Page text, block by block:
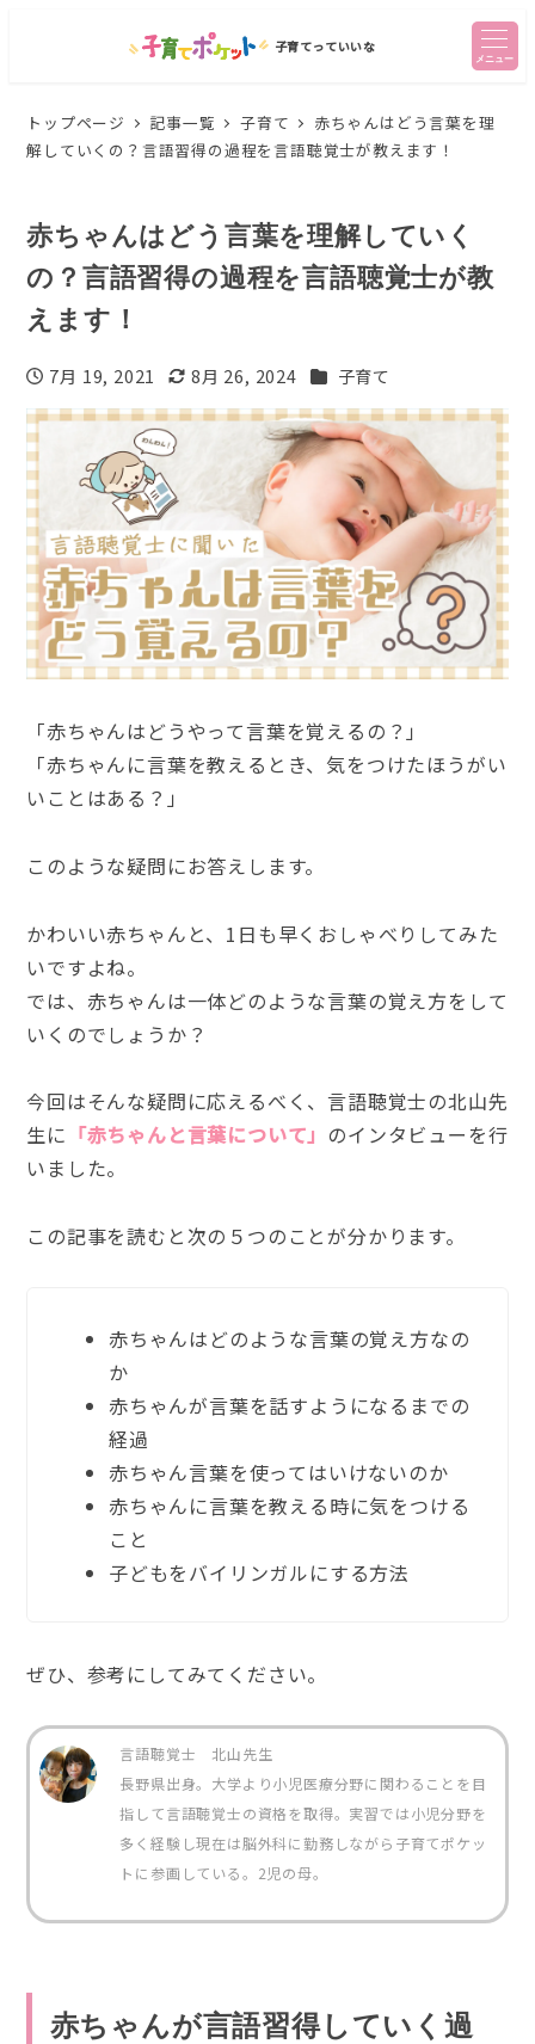
子育てっていいな
メニュー
トップページ 記事一覧 子育て
赤ちゃんはどう言葉を理
解していくの？言語習得の過程を言語聴覚士が教えます！
赤ちゃんはどう言葉を理解していく
の？言語習得の過程を言語聴覚士が教
えます！
投稿日
7月 19, 2021
更新日
8月 26, 2024 カテゴリー
子育て
「赤ちゃんはどうやって言葉を覚えるの？」
「赤ちゃんに言葉を教えるとき、気をつけたほうがい
いことはある？」
このような疑問にお答えします。
かわいい赤ちゃんと、1日も早くおしゃべりしてみた
いですよね。
では、赤ちゃんは一体どのような言葉の覚え方をして
いくのでしょうか？
今回はそんな疑問に応えるべく、言語聴覚士の北山先
生に 「赤ちゃんと言葉について」 のインタビューを行
いました。
この記事を読むと次の５つのことが分かります。
赤ちゃんはどのような言葉の覚え方なの
か
赤ちゃんが言葉を話すようになるまでの
経過
赤ちゃん言葉を使ってはいけないのか
赤ちゃんに言葉を教える時に気をつける
こと
子どもをバイリンガルにする方法
ぜひ、参考にしてみてください。
言語聴覚士 北山先生
長野県出身。大学より小児医療分野に関わることを目
指して言語聴覚士の資格を取得。実習では小児分野を
多く経験し現在は脳外科に勤務しながら子育てポケッ
トに参画している。2児の母。
赤ちゃんが言語習得していく過